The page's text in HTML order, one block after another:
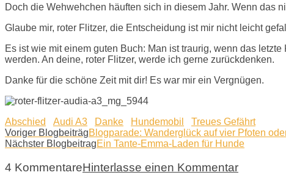
Doch die Wehwehchen häuften sich in diesem Jahr. Wenn das
Glaube mir, roter Flitzer, die Entscheidung ist mir nicht leicht
Es ist wie mit einem guten Buch: Man ist traurig, wenn das
werden. An deine, roter Flitzer, werde ich gerne zurückdenken.
Danke für die schöne Zeit mit dir! Es war mir ein Vergnügen.
Abschied Audi A3 Danke Hundemobil
Treues Gefährt
Voriger BlogbeiträgBlogparade: Wanderglück auf vier Pfoten
Nächster BlogbeitragEin Tante-Emma-Laden für Hunde
4 KommentareHinterlasse einen Kommentar